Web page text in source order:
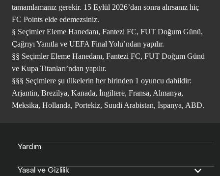
tamamlamanız gerekir. 15 Eylül 2026’dan sonra alırsanız hiç
FC Points elde edemezsiniz.
§ Seçimler Eleme Hanedanı, Fantezi FC, FUT Doğum Günü,
Çağrıyı Yanıtla ve UEFA Final Yolu’ndan yapılır.
§§ Seçimler Eleme Hanedanı, Fantezi FC, FUT Doğum Günü
ve Kupa Titanları’ndan yapılır.
§§§ Seçimlere şu ülkelerin her birinden 1 oyuncu dahildir:
Arjantin, Brezilya, Kanada, İngiltere, Fransa, Almanya,
Meksika, Hollanda, Portekiz, Suudi Arabistan, İspanya, ABD.
Yardım
Yasal ve Gizlilik